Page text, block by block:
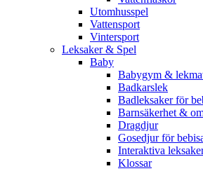
Utomhusspel
Vattensport
Vintersport
Leksaker & Spel
Baby
Babygym &
Badkarslek
Badleksaker för
Barnsäkerhet &
Dragdjur
Gosedjur för
Interaktiva
Klossar